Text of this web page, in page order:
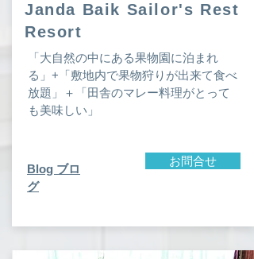
Janda Baik Sailor's Rest
Resort
「大自然の中にある果物園に泊まれ
る」+「敷地内で果物狩りが出来て食べ
放題」＋「田舎のマレー料理がとって
も美味しい」
​Blog ブロ
グ
お問合せ